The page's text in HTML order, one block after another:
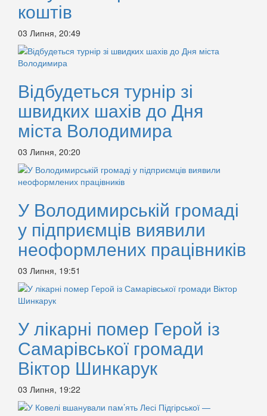
коштів
03 Липня, 20:49
Відбудеться турнір зі
швидких шахів до Дня
міста Володимира
03 Липня, 20:20
У Володимирській громаді
у підприємців виявили
неоформлених працівників
03 Липня, 19:51
У лікарні помер Герой із
Самарівської громади
Віктор Шинкарук
03 Липня, 19:22